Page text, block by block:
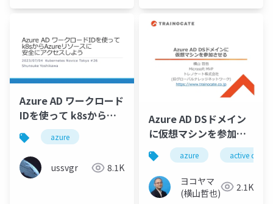
Azure AD ワークロード
IDを使って k8sから
Azureリソースに安全
にアクセスしよう
azure
ussvgr 8.1K
Azure AD DSドメイン
に仮想マシンを参加さ
せる
azure active
ヨコヤマ
(横山哲也)
2.1K